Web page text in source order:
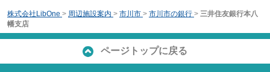
株式会社LibOne > 周辺施設案内 > 市川市 > 市川市の銀行 > 三井住友銀行本八
幡支店
ページトップに戻る